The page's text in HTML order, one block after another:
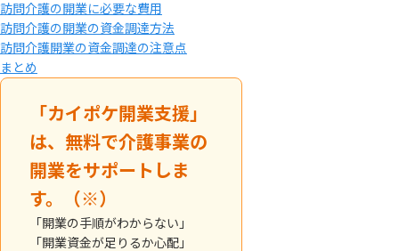
訪問介護の開業に必要な費用
訪問介護の開業の資金調達方法
訪問介護開業の資金調達の注意点
まとめ
「カイポケ開業支援」
は、無料で介護事業の
開業をサポートしま
す。（※）
「開業の手順がわからない」
「開業資金が足りるか心配」